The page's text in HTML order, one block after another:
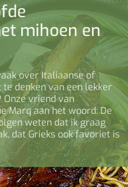
mihoen en
over Italiaanse of
denken van een lekker
vriend van
Marq aan het woord: De
weten dat ik graag
dat Grieks ook favoriet is